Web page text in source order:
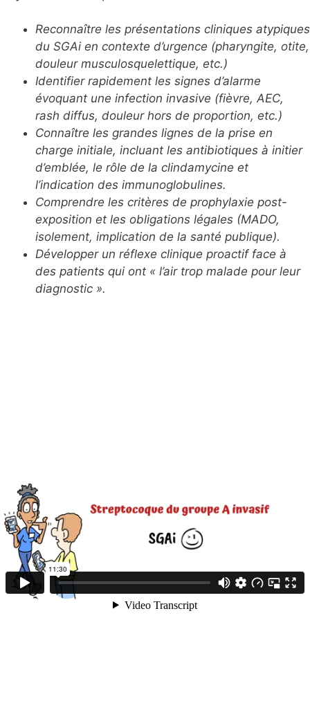
Reconnaître les présentations cliniques atypiques
du SGAi en contexte d’urgence (pharyngite, otite,
douleur musculosquelettique, etc.)
Identifier rapidement les signes d’alarme
évoquant une infection invasive (fièvre, AEC,
rash diffus, douleur hors de proportion, etc.)
Connaître les grandes lignes de la prise en
charge initiale, incluant les antibiotiques à initier
d’emblée, le rôle de la clindamycine et
l’indication des immunoglobulines.
Comprendre les critères de prophylaxie post-
exposition et les obligations légales (MADO,
isolement, implication de la santé publique).
Développer un réflexe clinique proactif face à
des patients qui ont « l’air trop malade pour leur
diagnostic ».